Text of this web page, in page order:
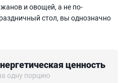
и овощей, а не по-
стол, вы однозначно
ценность
одну порцию